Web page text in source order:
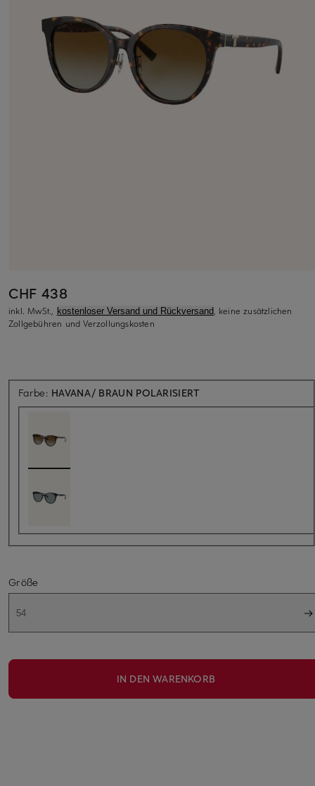
CHF 438
inkl. MwSt., kostenloser Versand und Rückversand, keine zusätzlichen
Zollgebühren und Verzollungskosten
Farbe: HAVANA/ BRAUN POLARISIERT
Größe
54
IN DEN WARENKORB